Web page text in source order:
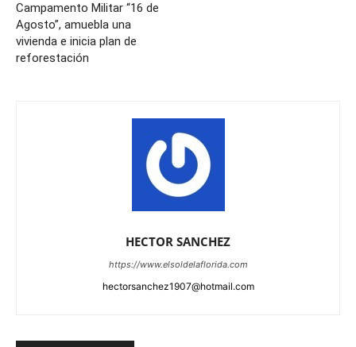
Campamento Militar “16 de
Agosto”, amuebla una
vivienda e inicia plan de
reforestación
HECTOR SANCHEZ
https://www.elsoldelaflorida.com
hectorsanchez1907@hotmail.com